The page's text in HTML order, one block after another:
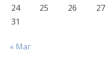
24
25 26 27
31
« Mar